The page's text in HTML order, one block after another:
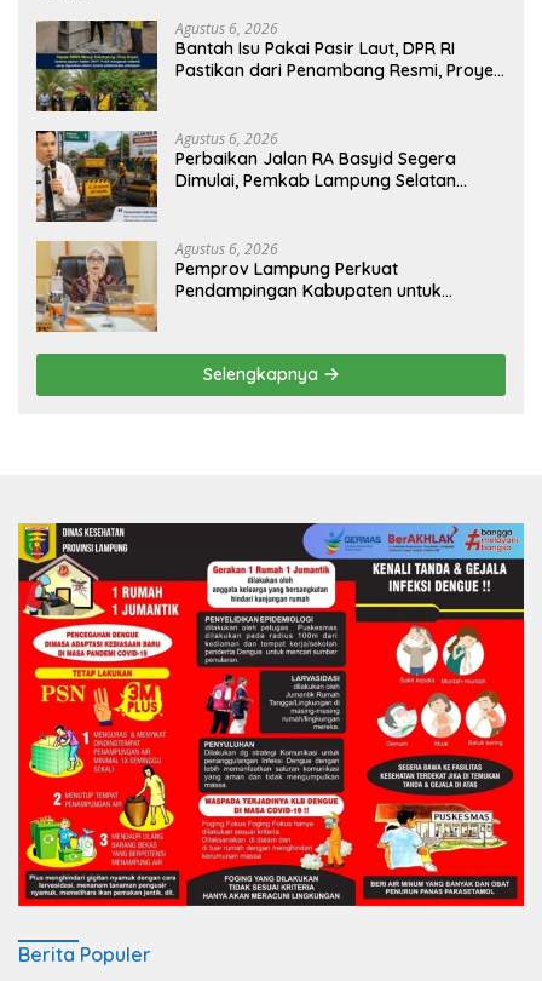
Agustus 6, 2026
Bantah Isu Pakai Pasir Laut, DPR RI
Pastikan dari Penambang Resmi, Proyek
Agustus 6, 2026
Perbaikan Jalan RA Basyid Segera
Dimulai, Pemkab Lampung Selatan
Agustus 6, 2026
Pemprov Lampung Perkuat
Pendampingan Kabupaten untuk
Selengkapnya
Berita Populer